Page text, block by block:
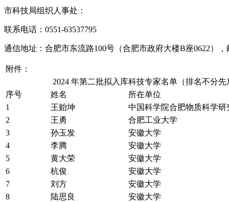
市科技局组织人事处：
联系电话：0551-63537795
通信地址：合肥市东流路100号（合肥市政府大楼B座0622），
附件：
2024 年第二批拟入库科技专家名单（排名不分先
序号
姓名
所在单位
1
王贻坤
中国科学院合肥物质科学研
2
王勇
合肥工业大学
3
孙玉发
安徽大学
4
李腾
安徽大学
5
黄大荣
安徽大学
6
杭俊
安徽大学
7
刘方
安徽大学
8
陆思良
安徽大学